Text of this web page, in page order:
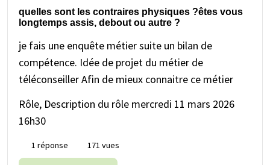
quelles sont les contraires physiques ?êtes vous
longtemps assis, debout ou autre ?
je fais une enquête métier suite un bilan de
compétence. Idée de projet du métier de
téléconseiller Afin de mieux connaitre ce métier
Rôle, Description du rôle mercredi 11 mars 2026
16h30
1 réponse 171 vues